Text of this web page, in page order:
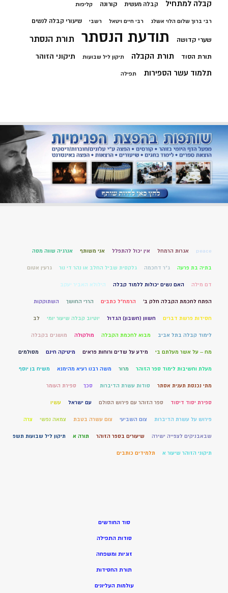
קבלה למתחיל קבלה מעשית קורונה קליפות
רבי ברוך שלום הלוי אשלג רבי חיים ויטאל רשבי שיעורי קבלה לנשים
שערי קדושה תודעת הנסתר תורת הנסתר
תורת הסוד תורת הקבלה תיקון ליל שבועות תיקוני הזוהר
תלמוד עשר הספירות תפילה
peace אגרות הרמחל אין יכול להתפלל אני משותף אנרגיה שווה מסה
בתיה בת פרעה ג"ר דחכמה גלקסית שביל החלב או נהר די נור גרעין אטום
דם מילה האם נשים יכולות ללמוד קבלה הילולא האביר יעקב
הפתח לחכמת הקבלה חלק ב' הרמח"ל כתבים הררי החושך השתוקקות
חסידות פרשת דברים חשוון (חשבון) הגדול יוטיוב קבלה שיעור יומי לב
לימוד קבלה בתל אביב מבוא לחכמת הקבלה מולקולה מושגים בקבלה
מח – על אשר מעלתם בי מידע על שדים ורוחות פראים מיטיקה חינם מסולמים
מעלת וחשיבות לימוד ספר הזוהר מרור משה רבנו רעיא מהימנא משיח בן יוסף
מתי נכנסת תענית אסתר סודות עשרת הדיברות סכך ספירת העומר
ספירת יסוד דיסוד ספר הזוהר עם פירוש הסולם עם ישראל עשיו
פירוש על עשרת הדיברות צום השביעי צום עשרה בטבת צמאה נפשי צרה
שבאבניקים לצפייה ישירה שיעורים בספר הזוהר תורה א תיקון ליל שבועות תשפ
תיקוני הזוהר שיעור א תלמידים כותבים
סוד החודשים
סודות התפילה
זוגיות ומשפחה
תורת החסידות
עולמות העליונים